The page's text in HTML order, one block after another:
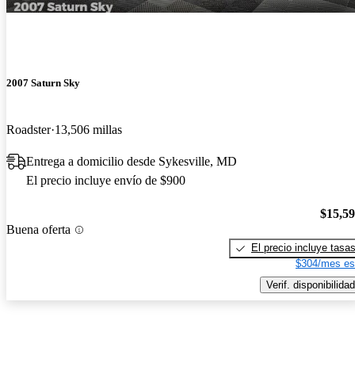
2007 Saturn Sky
Roadster 13,506 millas
Entrega a domicilio desde Sykesville, MD
El precio incluye envío de $900
Buena oferta
El precio incluye tasas
$304/mes
Verif. disponibilidad